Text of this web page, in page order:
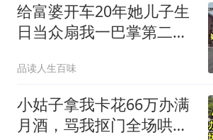
给富婆开车20年她儿子生
日当众扇我一巴掌第二天
品读人生百味
小姑子拿我卡花66万办满
月酒，骂我抠门全场哄